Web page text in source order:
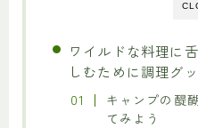
ワイルドな料理に
しむために調理グ
キャンプの醍
てみよう